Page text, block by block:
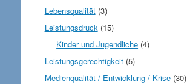
Lebensqualität(3)
Leistungsdruck(15)
Kinder und Jugendliche (4)
Leistungsgerechtigkeit(5)
Medienqualität / Entwicklung / Krise(30)